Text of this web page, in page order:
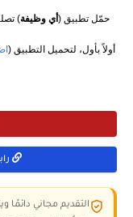
حمّل تطبيق ( أي وظيفة)
أولاً بأول، لتحميل التطبيق (
التقديم مجاني دائمًا